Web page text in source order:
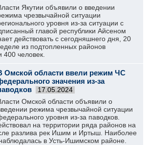
Якутии объявили о введении
чрезвычайной ситуации
уровня из-за ситуации с
главой республики Айсеном
действовать с сегодняшнего дня, 20
из подтопленных районов
400 человек.
Омской области ввели режим ЧС
значения из-за
17.05.2024
Омской области объявили о
режима чрезвычайной ситуации
уровня из-за паводков.
на территории ряда районов на
разлива рек Ишим и Иртыш. Наиболее
в Усть-Ишимском районе.